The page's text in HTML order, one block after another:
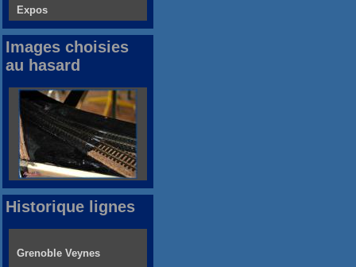
Expos
Images choisies
au hasard
Historique lignes
Grenoble Veynes